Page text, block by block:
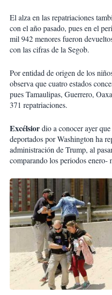
El alza en las repatriaciones
con el año pasado, pues en el
mil 942 menores fueron
con las cifras de la Segob.
Por entidad de origen de los
observa que cuatro estados
pues Tamaulipas, Guerrero,
371 repatriaciones.
Excélsiordio a conocer ayer
deportados por Washington ha
administración de Trump, al
comparando los periodos enero-